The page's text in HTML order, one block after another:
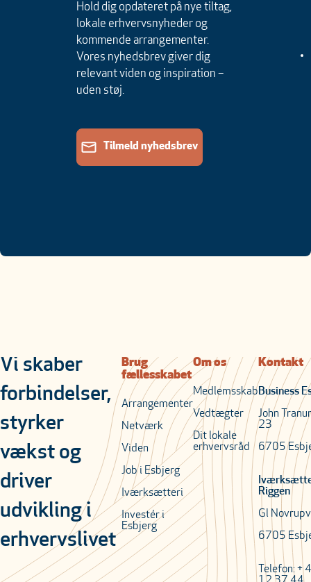
Hold dig opdateret på nye tiltag,
lokale erhvervsnyheder og
kommende arrangementer.
Vores nyhedsbrev giver dig
relevant viden og inspiration –
uden støj.
Tilmeld nyhedsbrev
Vi skaber
forbindelser,
styrker
vækst og
driver
udvikling i
erhvervslivet
Brug
fællesskabet
Arrangementer
Netværk
Viden
Job i Esbjerg
Iværksætteri
Investér i
Esbjerg
Om os
Medlemsskab
Vedtægter
Dit lokale
erhvervsråd
Kontakt
Business
John
23
6705
Riggen
Gl
6705
Telefon: +